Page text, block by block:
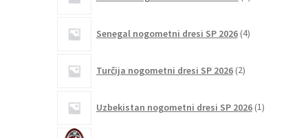
Senegal nogometni dresi SP 2026 4izdelki
Turčija nogometni dresi SP 2026 2izdelka
Uzbekistan nogometni dresi SP 2026 1izdelek